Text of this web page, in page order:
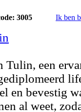
3005 Ik ben
Tulin, een
en bevestig
al weet,